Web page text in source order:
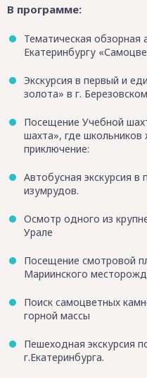
В программе:
Тематическая обзорная
Екатеринбургу
Экскурсия в первый и
золота» в г. Березовском
Посещение Учебной
шахта», где
приключение:
Автобусная экскурсия
изумрудов.
Осмотр одного из
Урале
Посещение смотровой
Мариинского
Поиск самоцветных
горной массы
Пешеходная экскурсия
г.Екатеринбурга.